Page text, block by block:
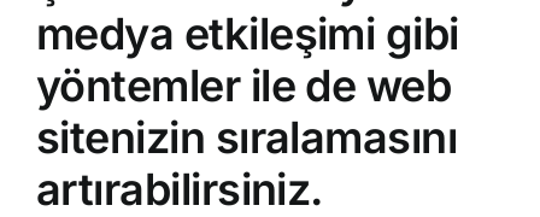
medya etkileşimi gibi
yöntemler ile de web
sitenizin sıralamasını
artırabilirsiniz.